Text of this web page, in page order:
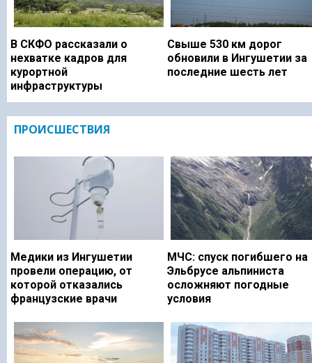
В СКФО рассказали о
нехватке кадров для
курортной
инфраструктуры
Свыше 530 км дорог
обновили в Ингушетии за
последние шесть лет
ПРОИСШЕСТВИЯ
Медики из Ингушетии
провели операцию, от
которой отказались
французские врачи
МЧС: спуск погибшего на
Эльбрусе альпиниста
осложняют погодные
условия